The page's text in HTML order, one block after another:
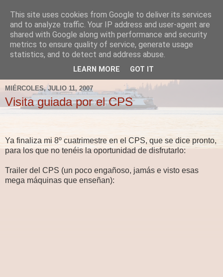
Fergus el Destructor
Blog sobre lo que le apetece escribir a Fergus, en el caso
de que le apetezca escribir.
MIÉRCOLES, JULIO 11, 2007
Visita guiada por el CPS
Ya finaliza mi 8º cuatrimestre en el CPS, que se dice pronto,
para los que no tenéis la oportunidad de disfrutarlo:
Trailer del CPS (un poco engañoso, jamás e visto esas
mega máquinas que enseñan):
This site uses cookies from Google to deliver its services
and to analyze traffic. Your IP address and user-agent are
shared with Google along with performance and security
metrics to ensure quality of service, generate usage
statistics, and to detect and address abuse.
LEARN MORE GOT IT